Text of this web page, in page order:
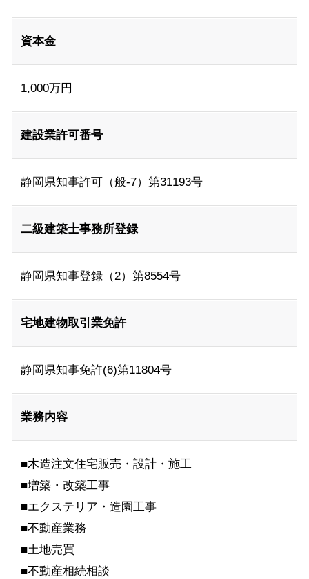
資本金
1,000万円
建設業許可番号
静岡県知事許可（般-7）第31193号
二級建築士事務所登録
静岡県知事登録（2）第8554号
宅地建物取引業免許
静岡県知事免許(6)第11804号
業務内容
■木造注文住宅販売・設計・施工
■増築・改築工事
■エクステリア・造園工事
■不動産業務
■土地売買
■不動産相続相談